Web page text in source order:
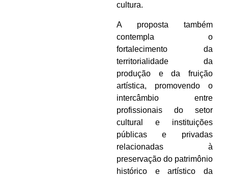
cultura.
A proposta também
contempla o
fortalecimento da
territorialidade da
produção e da fruição
artística, promovendo o
intercâmbio entre
profissionais do setor
cultural e instituições
públicas e privadas
relacionadas à
preservação do patrimônio
histórico e artístico da